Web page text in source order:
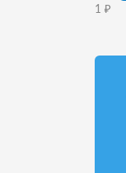
1 ₽